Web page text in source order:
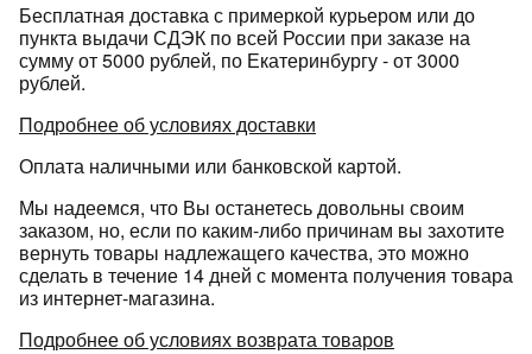
Бесплатная доставка с примеркой курьером или до
пункта выдачи СДЭК по всей России при заказе на
сумму от 5000 рублей, по Екатеринбургу - от 3000
рублей.
Подробнее об условиях доставки
Оплата наличными или банковской картой.
Мы надеемся, что Вы останетесь довольны своим
заказом, но, если по каким-либо причинам вы захотите
вернуть товары надлежащего качества, это можно
сделать в течение 14 дней с момента получения товара
из интернет-магазина.
Подробнее об условиях возврата товаров